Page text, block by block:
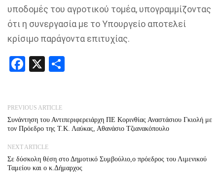
υποδομές του αγροτικού τομέα, υπογραμμίζοντας
ότι η συνεργασία με το Υπουργείο αποτελεί
κρίσιμο παράγοντα επιτυχίας.
Facebook
X
PREVIOUS ARTICLE
Συνάντηση του Αντιπεριφερειάρχη ΠΕ Κορινθίας Αναστάσιου Γκιολή με
τον Πρόεδρο της Τ.Κ. Λαύκας, Αθανάσιο Τζιανακόπουλο
NEXT ARTICLE
Σε δύσκολη θέση στο Δημοτικό Συμβούλιο,ο πρόεδρος του Λιμενικού
Ταμείου και ο κ.Δήμαρχος